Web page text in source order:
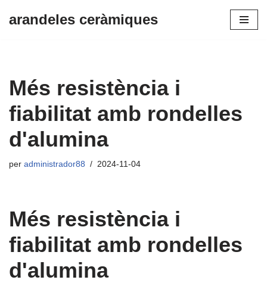
arandeles ceràmiques
Més resistència i
fiabilitat amb rondelles
d'alumina
per administrador88 2024-11-04
Més resistència i
fiabilitat amb rondelles
d'alumina